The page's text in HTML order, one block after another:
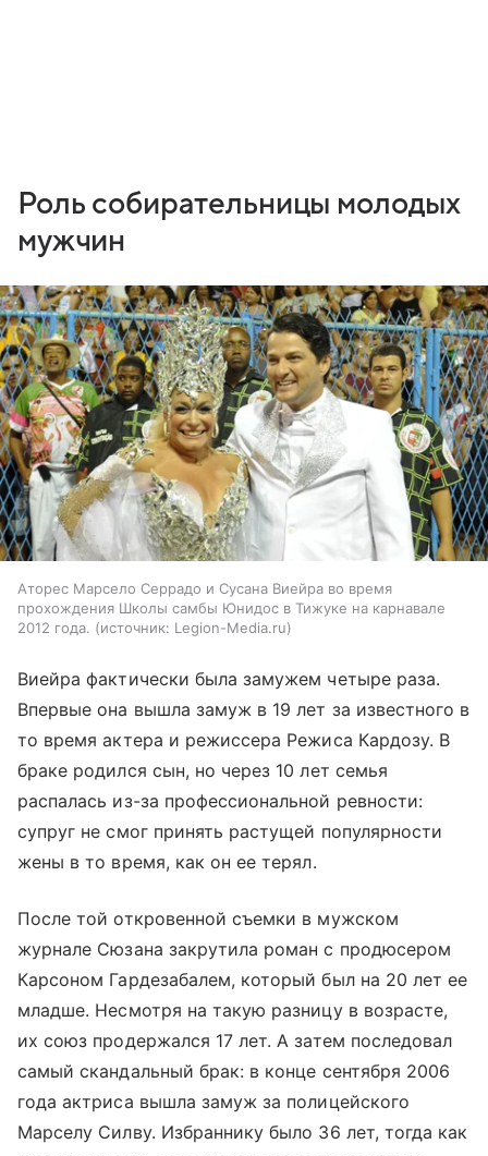
Роль собирательницы молодых
мужчин
Аторес Марсело Серрадо и Сусана Виейра во время
прохождения Школы самбы Юнидос в Тижуке на карнавале
2012 года.
источник: Legion-Media.ru
Виейра фактически была замужем четыре раза.
Впервые она вышла замуж в 19 лет за известного в
то время актера и режиссера Режиса Кардозу. В
браке родился сын, но через 10 лет семья
распалась из-за профессиональной ревности:
супруг не смог принять растущей популярности
жены в то время, как он ее терял.
После той откровенной съемки в мужском
журнале Сюзана закрутила роман с продюсером
Карсоном Гардезабалем, который был на 20 лет ее
младше. Несмотря на такую разницу в возрасте,
их союз продержался 17 лет. А затем последовал
самый скандальный брак: в конце сентября 2006
года актриса вышла замуж за полицейского
Марселу Силву. Избраннику было 36 лет, тогда как